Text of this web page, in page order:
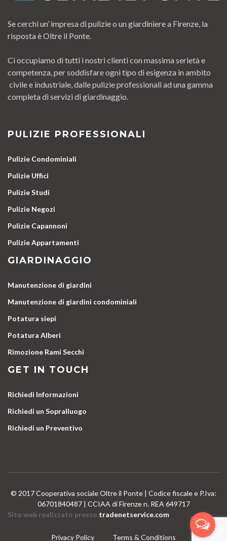
Se cerchi un’ impresa di pulizie o un giardiniere a Firenze, la
risposta è Oltre il Ponte.
Ci occupiamo di tutti i nostri clienti con massima serietà e
competenza, per soddisfare ogni tipo di esigenza in ambito
civile e industriale, dalle pulizie professionali ad una gamma
completa di servizi di giardinaggio.
PULIZIE PROFESSIONALI
Pulizie Condominiali
Pulizie Uffici
Pulizie Studi
Pulizie Negozi
Pulizie Capannoni
Pulizie Appartamenti
GIARDINAGGIO
Manutenzione di giardini
Manutenzione di giardini condominiali
Potatura siepi
Potatura Alberi
Rimozione Rami Secchi
GET IN TOUCH
Richiedi Informazioni
Richiedi un Sopralluogo
Richiedi un Preventivo
© 2017 Cooperativa sociale Oltre il Ponte | Codice fiscale e P.Iva:
06701840487 | CCIAA di Firenze n. REA 649717
Sito web realizzato presso tradenetservice.com
Privacy Policy Terms & Conditions